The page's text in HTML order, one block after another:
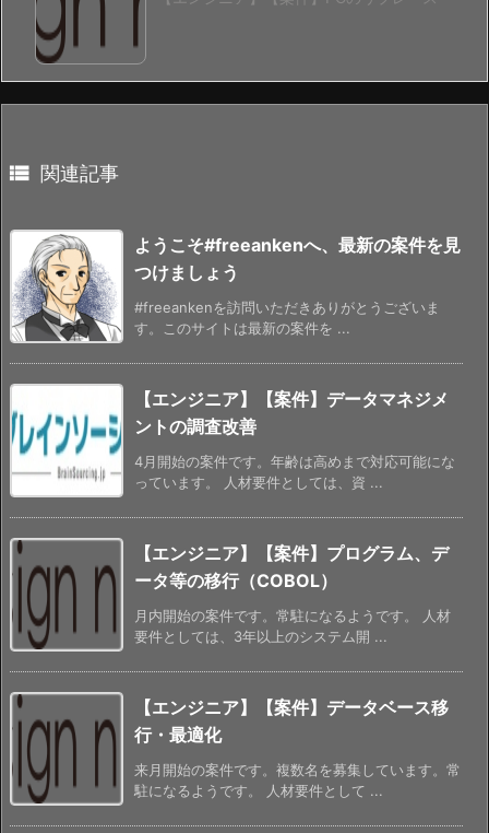
 関連記事
ようこそ#freeankenへ、最新の案件を見
つけましょう
#freeankenを訪問いただきありがとうございま
す。このサイトは最新の案件を ...
【エンジニア】【案件】データマネジメ
ントの調査改善
4月開始の案件です。年齢は高めまで対応可能にな
っています。 人材要件としては、資 ...
【エンジニア】【案件】プログラム、デ
ータ等の移行（COBOL）
月内開始の案件です。常駐になるようです。 人材
要件としては、3年以上のシステム開 ...
【エンジニア】【案件】データベース移
行・最適化
来月開始の案件です。複数名を募集しています。常
駐になるようです。 人材要件として ...